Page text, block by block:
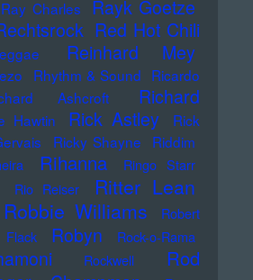
Ray Charles Rayk Goetze
Red Hot Chili
Reinhard Mey
Rhythm & Sound Ricardo
Ashcroft
Richard
Hawtin Rick Astley
Rick
Ricky Shayne Riddim
Rihanna Ringo Starr
Rio Reiser Ritter Lean
Robbie Williams
Robert
Flack Robyn Rock-o-Rama
Rockwell
Rod